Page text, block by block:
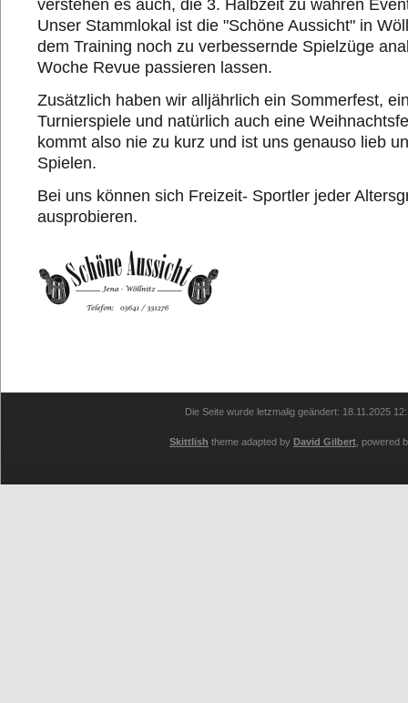
verstehen es auch, die 3. Halbzeit zu wahren
Unser Stammlokal ist die "Schöne Aussicht" in
dem Training noch zu verbessernde Spielzüge
Woche Revue passieren lassen.
Zusätzlich haben wir alljährlich ein Sommerfest,
Turnierspiele und natürlich auch eine
kommt also nie zu kurz und ist uns genauso lieb
Spielen.
Bei uns können sich Freizeit- Sportler jeder
ausprobieren.
Die Seite wurde letzmalig geändert: 18.11.2025
Skittlish theme adapted by David Gilbert , powered